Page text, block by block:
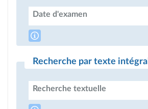
Date d'examen
Recherche par texte intégral
Recherche textuelle